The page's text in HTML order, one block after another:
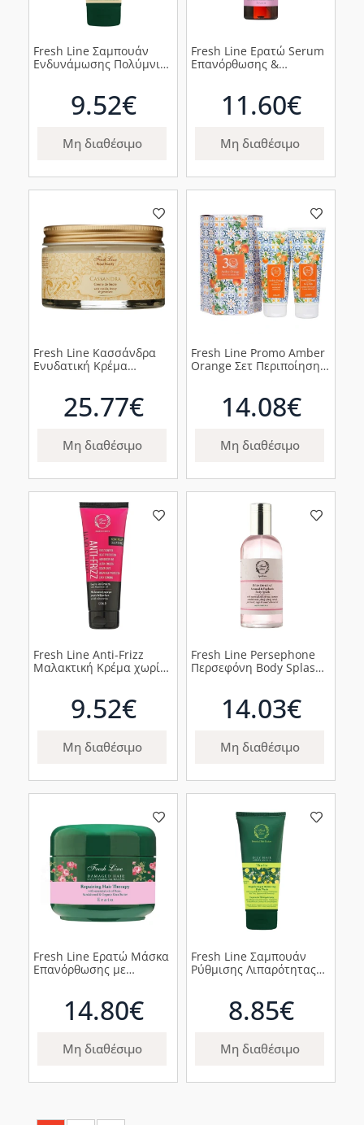
Fresh Line Σαμπουάν
Ενδυνάμωσης Πολύμνια,
9.52€
Μη διαθέσιμο
Fresh Line Ερατώ Serum
Επανόρθωσης &
100ml11.60€
Μη διαθέσιμο
Fresh Line Κασσάνδρα
Ενυδατική Κρέμα
25.77€
Μη διαθέσιμο
Fresh Line Promo Amber
Orange Σετ Περιποίησης
Γαλάκτωμα Σώματος
Κεχριμπάρι Πορτοκάλι,
14.08€
Μη διαθέσιμο
Fresh Line Anti-Frizz
Μαλακτική Κρέμα χωρίς
9.52€
Μη διαθέσιμο
Fresh Line Persephone
Περσεφόνη Body Splash
14.03€
Μη διαθέσιμο
Fresh Line Ερατώ Μάσκα
Επανόρθωσης με
Κατεστραμμένα Μαλλιά,
14.80€
Μη διαθέσιμο
Fresh Line Σαμπουάν
Ρύθμισης Λιπαρότητας
8.85€
Μη διαθέσιμο